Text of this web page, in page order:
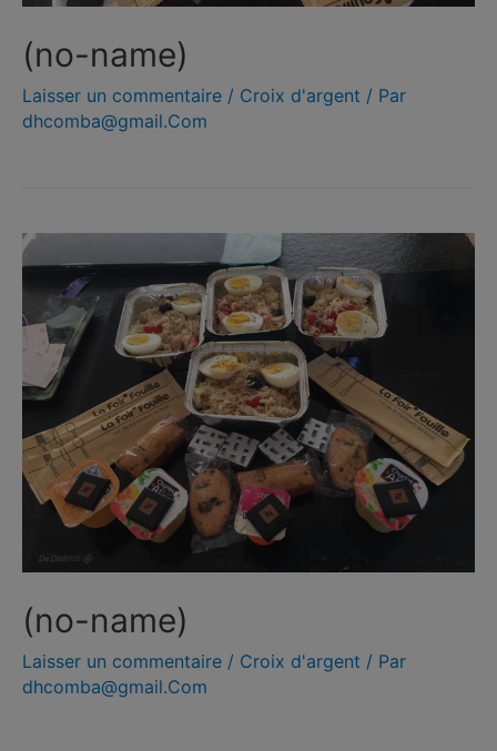
(no-name)
Laisser un commentaire / Croix d'argent / Par
dhcomba@gmail.Com
(no-name)
Laisser un commentaire / Croix d'argent / Par
dhcomba@gmail.Com